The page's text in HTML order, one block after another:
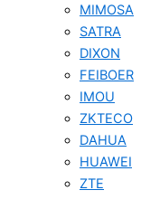
MIMOSA
SATRA
DIXON
FEIBOER
IMOU
ZKTECO
DAHUA
HUAWEI
ZTE